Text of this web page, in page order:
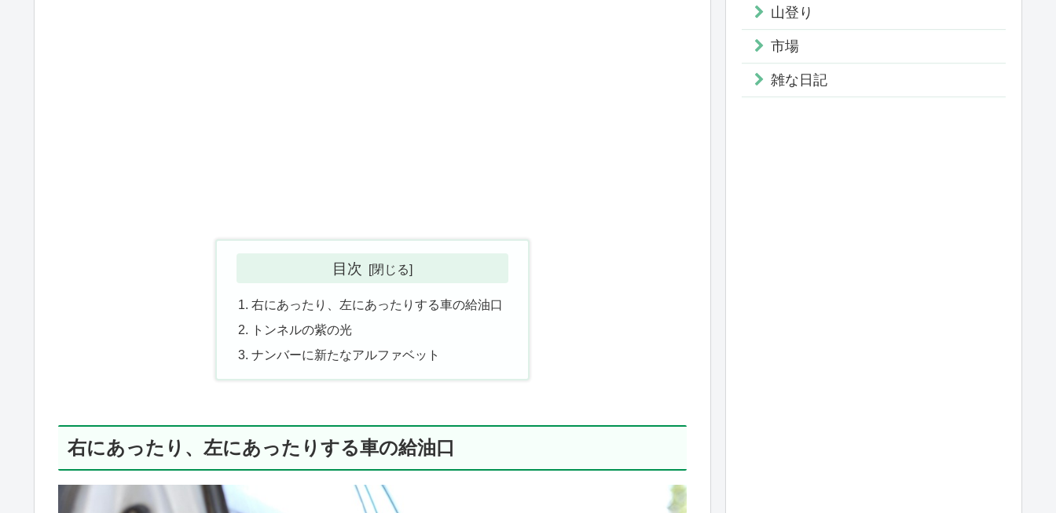
目次
右にあったり、左にあったりする車の給油口
トンネルの紫の光
ナンバーに新たなアルファベット
右にあったり、左にあったりする車の給油口
山登り
市場
雑な日記